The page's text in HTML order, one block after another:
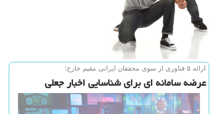
ارائه ۵ فناوری از سوی محققان ایرانی مقیم خارج؛
عرضه سامانه ای برای شناسایی اخبار جعلی